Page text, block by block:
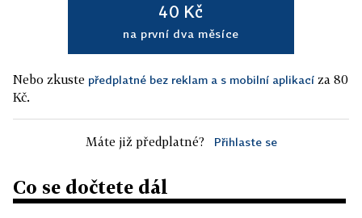
40 Kč
na první dva měsíce
Nebo zkuste předplatné bez reklam a s mobilní aplikací za 80
Kč.
Máte již předplatné? Přihlaste se
Co se dočtete dál